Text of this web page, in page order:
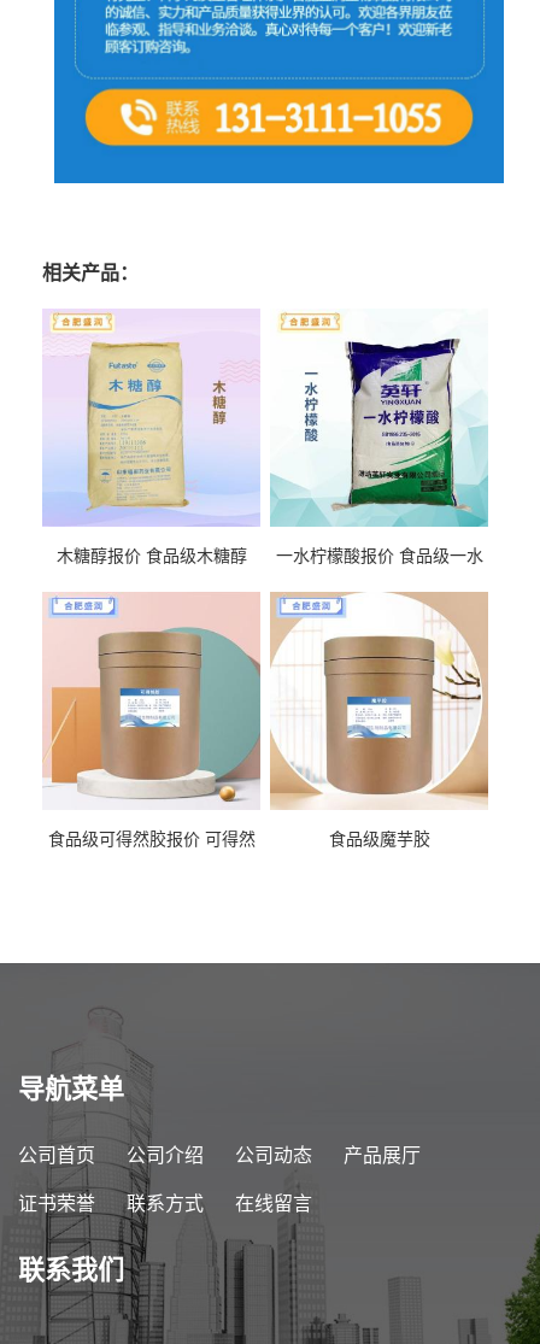
相关产品：
木糖醇报价 食品级木糖醇
一水柠檬酸报价 食品级一水
食品级可得然胶报价 可得然
食品级魔芋胶
导航菜单
公司首页 公司介绍 公司动态 产品展厅
证书荣誉 联系方式 在线留言
联系我们